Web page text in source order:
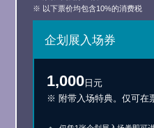
※ 以下票价均包含10%的消费税
企划展入场券
1,000日元
※ 附带入场特典。仅可在